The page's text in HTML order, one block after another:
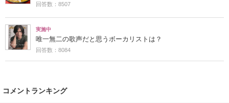
回答数：8507
実施中
唯一無二の歌声だと思うボーカリストは？
回答数：8084
コメントランキング